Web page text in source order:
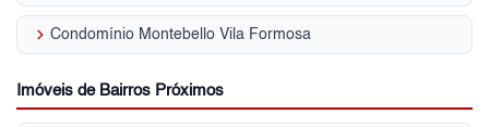
keyboard_arrow_right Condomínio Montebello Vila Formosa
Imóveis de Bairros Próximos